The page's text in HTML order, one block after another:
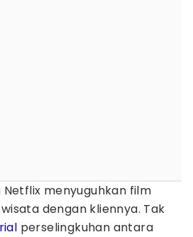
Netflix menyuguhkan film
dengan kliennya. Tak
perselingkuhan antara